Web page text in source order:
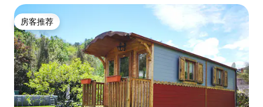
房客推荐
房客推荐